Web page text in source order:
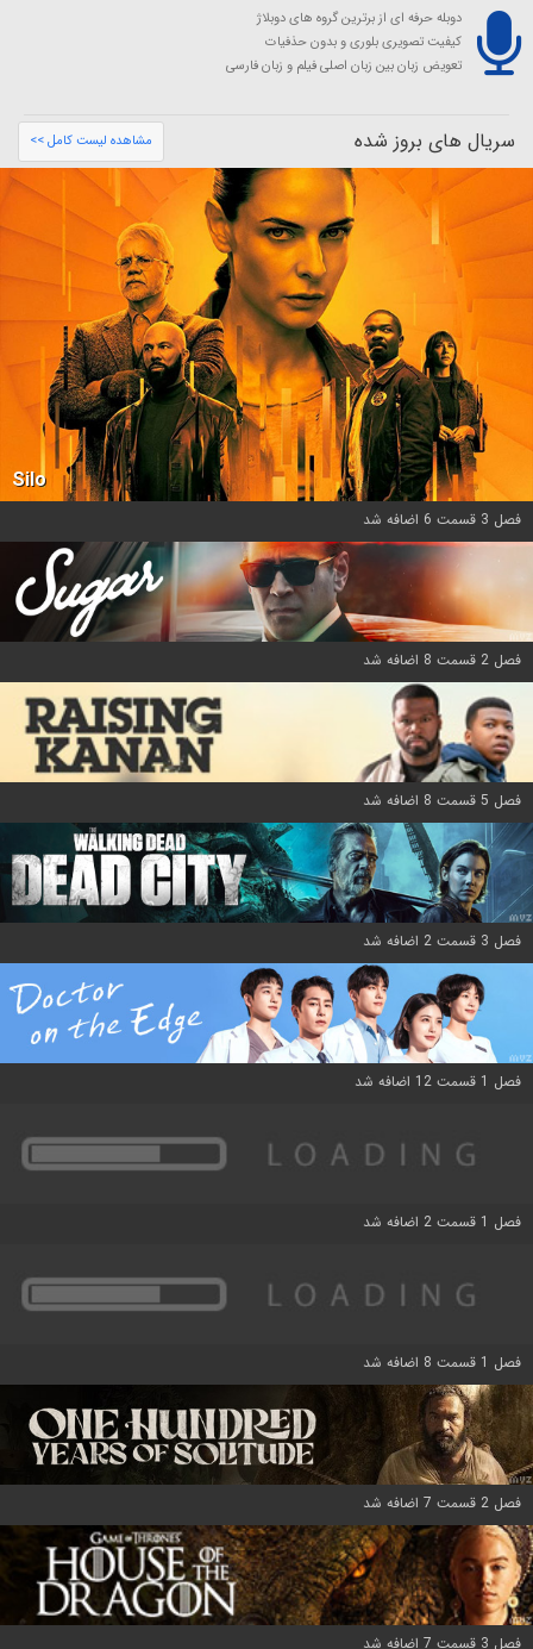
دوبله حرفه ای از برترین گروه های دوبلاژ
کیفیت تصویری بلوری و بدون حذفیات
تعویض زبان بین زبان اصلی فیلم و زبان فارسی
سریال های بروز شده مشاهده لیست کامل >>
Silo
فصل 3 قسمت 6 اضافه شد
فصل 2 قسمت 8 اضافه شد
فصل 5 قسمت 8 اضافه شد
فصل 3 قسمت 2 اضافه شد
فصل 1 قسمت 12 اضافه شد
فصل 1 قسمت 2 اضافه شد
فصل 1 قسمت 8 اضافه شد
فصل 2 قسمت 7 اضافه شد
فصل 3 قسمت 7 اضافه شد